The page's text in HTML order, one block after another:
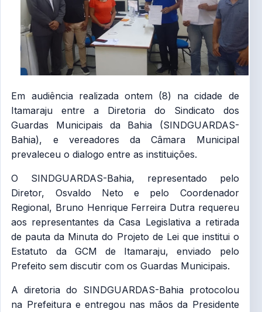
Em audiência realizada ontem (8) na cidade de
Itamaraju entre a Diretoria do Sindicato dos
Guardas Municipais da Bahia (SINDGUARDAS-
Bahia), e vereadores da Câmara Municipal
prevaleceu o dialogo entre as instituições.
O SINDGUARDAS-Bahia, representado pelo
Diretor, Osvaldo Neto e pelo Coordenador
Regional, Bruno Henrique Ferreira Dutra requereu
aos representantes da Casa Legislativa a retirada
de pauta da Minuta do Projeto de Lei que institui o
Estatuto da GCM de Itamaraju, enviado pelo
Prefeito sem discutir com os Guardas Municipais.
A diretoria do SINDGUARDAS-Bahia protocolou
na Prefeitura e entregou nas mãos da Presidente